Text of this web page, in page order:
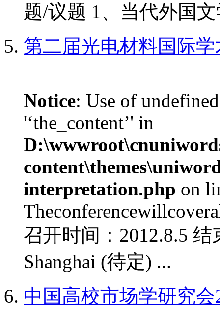
题/议题 1、当代外国文
第二届光电材料国际
Notice: Use of
'‘the_content’' in
interpretation.php on
召开时间：2012.8.5
Shanghai (待定) ...
中国高校市场学研究会